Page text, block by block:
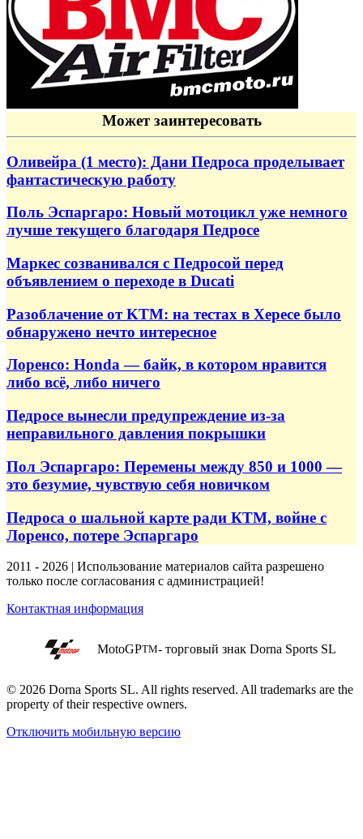
Может заинтересовать
Оливейра (1 место): Дани Педроса проделывает
фантастическую работу
Поль Эспаргаро: Новый мотоцикл уже немного
лучше текущего благодаря Педросе
Маркес созванивался с Педросой перед
объявлением о переходе в Ducati
Разоблачение от KTM: на тестах в Хересе было
обнаружено нечто интересное
Лоренсо: Honda — байк, в котором нравится
либо всё, либо ничего
Педросе вынесли предупреждение из-за
неправильного давления покрышки
Пол Эспаргаро: Перемены между 850 и 1000 —
это безумие, чувствую себя новичком
Педроса о шальной карте ради КТМ, войне с
Лоренсо, потере Эспаргаро
2011 - 2026 | Использование материалов сайта разрешено
только после согласования с администрацией!
Контактная информация
MotoGPTM- торговый знак Dorna Sports SL
© 2026 Dorna Sports SL. All rights reserved. All trademarks are the
property of their respective owners.
Отключить мобильную версию